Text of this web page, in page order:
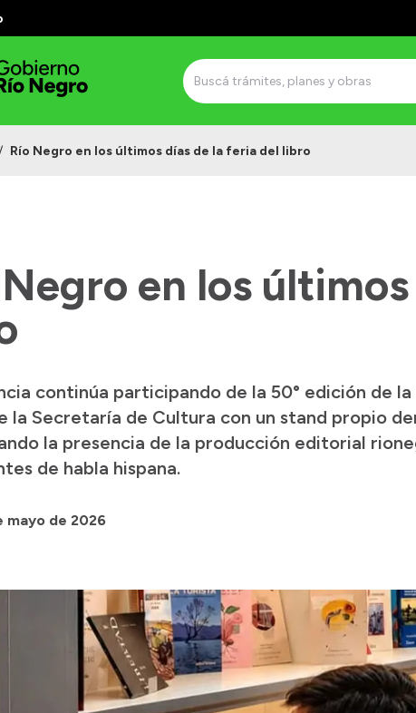
Río Negro en los últimos días de la feria del libro
en los
continúa participando de la 50° edición de
la Secretaría de Cultura con un stand propio
la presencia de la producción editorial
de habla hispana.
mayo de 2026